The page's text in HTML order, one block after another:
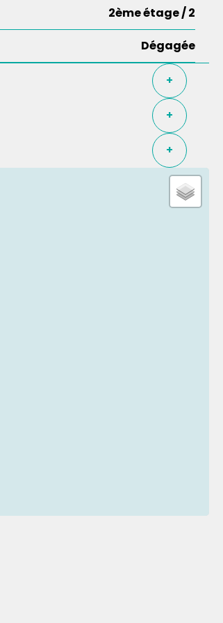
2ème étage / 2
Dégagée
+
+
+